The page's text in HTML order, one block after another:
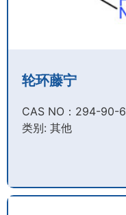
轮环藤宁
CAS NO：294-90-6​
类别: 其他